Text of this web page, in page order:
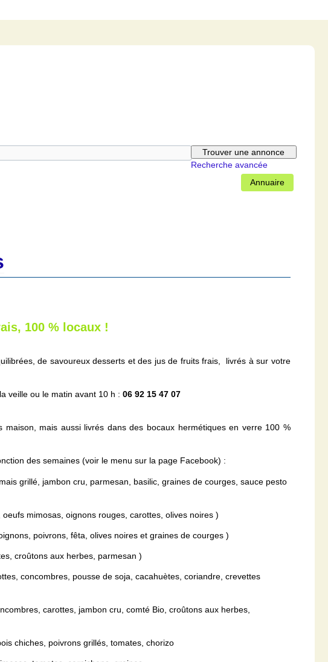
Recherche avancée
Annuaire
100 % locaux !
de savoureux desserts et des jus de fruits frais, livrés à sur votre
veille ou le matin avant 10 h : 06 92 15 47 07
mais aussi livrés dans des bocaux hermétiques en verre 100 %
des semaines (voir le menu sur la page Facebook) :
grillé, jambon cru, parmesan, basilic, graines de courges, sauce pesto
mimosas, oignons rouges, carottes, olives noires )
poivrons, fêta, olives noires et graines de courges )
croûtons aux herbes, parmesan )
concombres, pousse de soja, cacahuètes, coriandre, crevettes
carottes, jambon cru, comté Bio, croûtons aux herbes,
chiches, poivrons grillés, tomates, chorizo